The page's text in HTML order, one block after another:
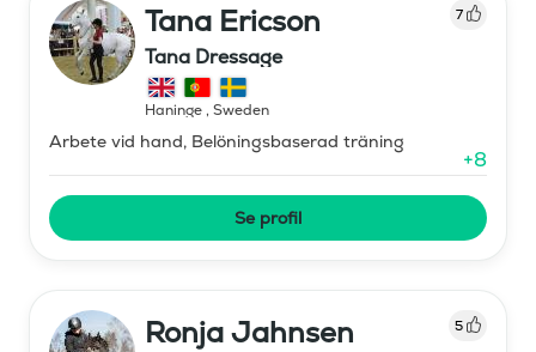
Tana Ericson 7
Tana Dressage
Haninge, Sweden
Arbete vid hand, Belöningsbaserad träning
+8
Se profil
Ronja Jahnsen 5